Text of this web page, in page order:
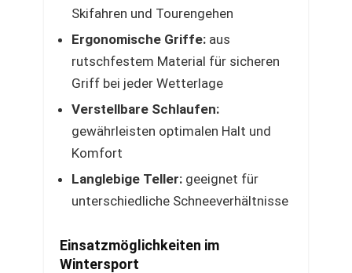
Skifahren und Tourengehen
Ergonomische Griffe: aus
rutschfestem Material für sicheren
Griff bei jeder Wetterlage
Verstellbare Schlaufen:
gewährleisten optimalen Halt und
Komfort
Langlebige Teller: geeignet für
unterschiedliche Schneeverhältnisse
Einsatzmöglichkeiten im
Wintersport